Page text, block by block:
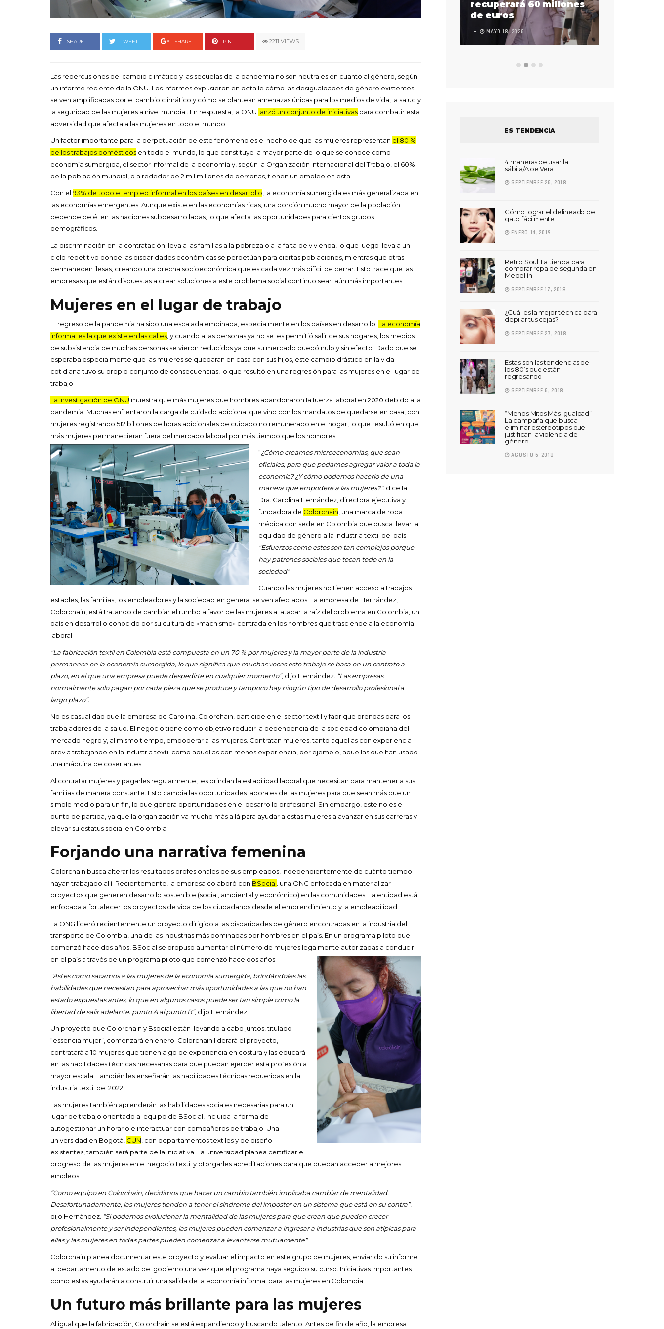
SHARE TWEET SHARE PIN IT 2211 VIEWS
Las repercusiones del cambio climático y las secuelas de la pandemia no son neutrales en cuanto al género, según
un informe reciente de la ONU. Los informes expusieron en detalle cómo las desigualdades de género existentes
se ven amplificadas por el cambio climático y cómo se plantean amenazas únicas para los medios de vida, la salud y
la seguridad de las mujeres a nivel mundial. En respuesta, la ONU lanzó un conjunto de iniciativas para combatir esta
adversidad que afecta a las mujeres en todo el mundo.
Un factor importante para la perpetuación de este fenómeno es el hecho de que las mujeres representan el 80 %
de los trabajos domésticos en todo el mundo, lo que constituye la mayor parte de lo que se conoce como
economía sumergida, el sector informal de la economía y, según la Organización Internacional del Trabajo, el 60%
de la población mundial, o alrededor de 2 mil millones de personas, tienen un empleo en esta.
Con el 93% de todo el empleo informal en los países en desarrollo , la economía sumergida es más generalizada en
las economías emergentes. Aunque existe en las economías ricas, una porción mucho mayor de la población
depende de él en las naciones subdesarrolladas, lo que afecta las oportunidades para ciertos grupos
demográficos.
La discriminación en la contratación lleva a las familias a la pobreza o a la falta de vivienda, lo que luego lleva a un
ciclo repetitivo donde las disparidades económicas se perpetúan para ciertas poblaciones, mientras que otras
permanecen ilesas, creando una brecha socioeconómica que es cada vez más difícil de cerrar. Esto hace que las
empresas que están dispuestas a crear soluciones a este problema social continuo sean aún más importantes.
Mujeres en el lugar de trabajo
El regreso de la pandemia ha sido una escalada empinada, especialmente en los países en desarrollo. La economía
informal es la que existe en las calles , y cuando a las personas ya no se les permitió salir de sus hogares, los medios
de subsistencia de muchas personas se vieron reducidos ya que su mercado quedó nulo y sin efecto. Dado que se
esperaba especialmente que las mujeres se quedaran en casa con sus hijos, este cambio drástico en la vida
cotidiana tuvo su propio conjunto de consecuencias, lo que resultó en una regresión para las mujeres en el lugar de
trabajo.
La investigación de ONU muestra que más mujeres que hombres abandonaron la fuerza laboral en 2020 debido a la
pandemia. Muchas enfrentaron la carga de cuidado adicional que vino con los mandatos de quedarse en casa, con
mujeres registrando 512 billones de horas adicionales de cuidado no remunerado en el hogar, lo que resultó en que
más mujeres permanecieran fuera del mercado laboral por más tiempo que los hombres.
“¿Cómo creamos microeconomías, que sean
oficiales, para que podamos agregar valor a toda la
economía? ¿Y cómo podemos hacerlo de una
manera que empodere a las mujeres?”. dice la
Dra. Carolina Hernández, directora ejecutiva y
fundadora de Colorchain , una marca de ropa
médica con sede en Colombia que busca llevar la
equidad de género a la industria textil del país.
“Esfuerzos como estos son tan complejos porque
hay patrones sociales que tocan todo en la
sociedad”.
Cuando las mujeres no tienen acceso a trabajos
estables, las familias, los empleadores y la sociedad en general se ven afectados. La empresa de Hernández,
Colorchain, está tratando de cambiar el rumbo a favor de las mujeres al atacar la raíz del problema en Colombia, un
país en desarrollo conocido por su cultura de «machismo» centrada en los hombres que trasciende a la economía
laboral.
“La fabricación textil en Colombia está compuesta en un 70 % por mujeres y la mayor parte de la industria
permanece en la economía sumergida, lo que significa que muchas veces este trabajo se basa en un contrato a
plazo, en el que una empresa puede despedirte en cualquier momento”, dijo Hernández. “Las empresas
normalmente solo pagan por cada pieza que se produce y tampoco hay ningún tipo de desarrollo profesional a
largo plazo”.
No es casualidad que la empresa de Carolina, Colorchain, participe en el sector textil y fabrique prendas para los
trabajadores de la salud. El negocio tiene como objetivo reducir la dependencia de la sociedad colombiana del
mercado negro y, al mismo tiempo, empoderar a las mujeres. Contratan mujeres, tanto aquellas con experiencia
previa trabajando en la industria textil como aquellas con menos experiencia, por ejemplo, aquellas que han usado
una máquina de coser antes.
Al contratar mujeres y pagarles regularmente, les brindan la estabilidad laboral que necesitan para mantener a sus
familias de manera constante. Esto cambia las oportunidades laborales de las mujeres para que sean más que un
simple medio para un fin, lo que genera oportunidades en el desarrollo profesional. Sin embargo, este no es el
punto de partida, ya que la organización va mucho más allá para ayudar a estas mujeres a avanzar en sus carreras y
elevar su estatus social en Colombia.
Forjando una narrativa femenina
Colorchain busca alterar los resultados profesionales de sus empleados, independientemente de cuánto tiempo
hayan trabajado allí. Recientemente, la empresa colaboró con BSocial , una ONG enfocada en materializar
proyectos que generen desarrollo sostenible (social, ambiental y económico) en las comunidades. La entidad está
enfocada a fortalecer los proyectos de vida de los ciudadanos desde el emprendimiento y la empleabilidad.
La ONG lideró recientemente un proyecto dirigido a las disparidades de género encontradas en la industria del
transporte de Colombia, una de las industrias más dominadas por hombres en el país. En un programa piloto que
comenzó hace dos años, BSocial se propuso aumentar el número de mujeres legalmente autorizadas a conducir
en el país a través de un programa piloto que comenzó hace dos años.
“Así es como sacamos a las mujeres de la economía sumergida, brindándoles las
habilidades que necesitan para aprovechar más oportunidades a las que no han
estado expuestas antes, lo que en algunos casos puede ser tan simple como la
libertad de salir adelante. punto A al punto B”, dijo Hernández.
Un proyecto que Colorchain y Bsocial están llevando a cabo juntos, titulado
“essencia mujer”, comenzará en enero. Colorchain liderará el proyecto,
contratará a 10 mujeres que tienen algo de experiencia en costura y las educará
en las habilidades técnicas necesarias para que puedan ejercer esta profesión a
mayor escala. También les enseñarán las habilidades técnicas requeridas en la
industria textil del 2022.
Las mujeres también aprenderán las habilidades sociales necesarias para un
lugar de trabajo orientado al equipo de BSocial, incluida la forma de
autogestionar un horario e interactuar con compañeros de trabajo. Una
universidad en Bogotá, CUN , con departamentos textiles y de diseño
existentes, también será parte de la iniciativa. La universidad planea certificar el
progreso de las mujeres en el negocio textil y otorgarles acreditaciones para que puedan acceder a mejores
empleos.
“Como equipo en Colorchain, decidimos que hacer un cambio también implicaba cambiar de mentalidad.
Desafortunadamente, las mujeres tienden a tener el síndrome del impostor en un sistema que está en su contra”,
dijo Hernández. “Si podemos evolucionar la mentalidad de las mujeres para que crean que pueden crecer
profesionalmente y ser independientes, las mujeres pueden comenzar a ingresar a industrias que son atípicas para
ellas y las mujeres en todas partes pueden comenzar a levantarse mutuamente”.
Colorchain planea documentar este proyecto y evaluar el impacto en este grupo de mujeres, enviando su informe
al departamento de estado del gobierno una vez que el programa haya seguido su curso. Iniciativas importantes
como estas ayudarán a construir una salida de la economía informal para las mujeres en Colombia.
Un futuro más brillante para las mujeres
Al igual que la fabricación, Colorchain se está expandiendo y buscando talento. Antes de fin de año, la empresa
Goyo un himno por la
vida de las mujeres
LEAVE A COMMENT
recuperará 60 millones
de euros
MAYO 18, 2026
ES TENDENCIA
4 maneras de usar la
sábila/Aloe Vera
SEPTIEMBRE 26, 2018
Cómo lograr el delineado de
gato fácilmente
ENERO 14, 2019
Retro Soul: La tienda para
comprar ropa de segunda en
Medellín
SEPTIEMBRE 17, 2018
¿Cuál es la mejor técnica para
depilar tus cejas?
SEPTIEMBRE 27, 2018
Estas son las tendencias de
los 80’s que están
regresando
SEPTIEMBRE 6, 2018
“Menos Mitos Más Igualdad”
La campaña que busca
eliminar estereotipos que
justifican la violencia de
género
AGOSTO 6, 2018